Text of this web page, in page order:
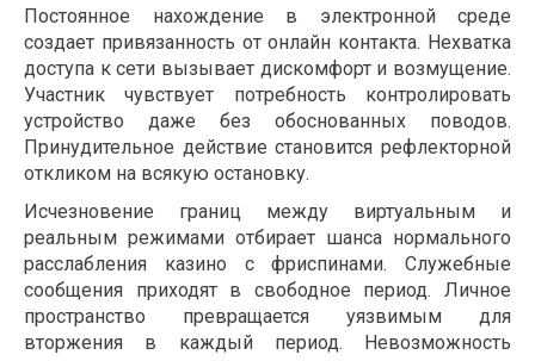
Постоянное нахождение в электронной среде
создает привязанность от онлайн контакта. Нехватка
доступа к сети вызывает дискомфорт и возмущение.
Участник чувствует потребность контролировать
устройство даже без обоснованных поводов.
Принудительное действие становится рефлекторной
откликом на всякую остановку.
Исчезновение границ между виртуальным и
реальным режимами отбирает шанса нормального
расслабления казино с фриспинами. Служебные
сообщения приходят в свободное период. Личное
пространство превращается уязвимым для
вторжения в каждый период. Невозможность